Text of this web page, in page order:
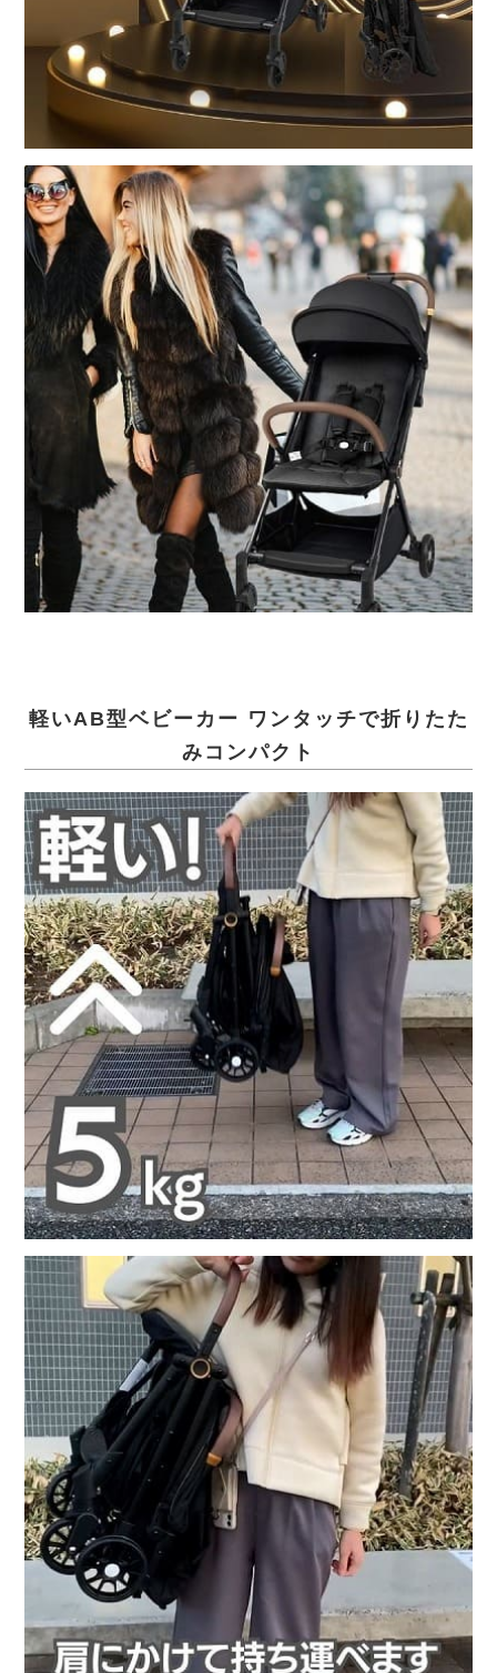
軽いAB型ベビーカー ワンタッチで折りたた
みコンパクト